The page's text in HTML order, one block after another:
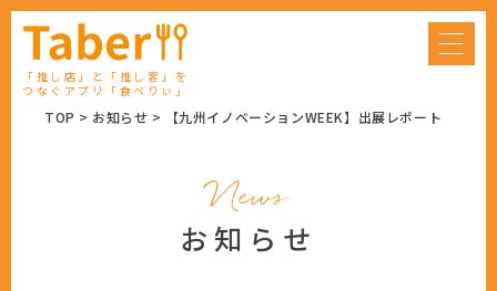
「推し店」と「推し客」を
つなぐアプリ「食べりぃ」
TOP お知らせ 【九州イノベーションWEEK】出展レポート
News
お知らせ